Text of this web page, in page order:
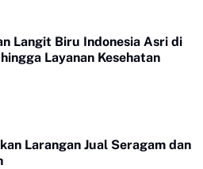
Langit Biru Indonesia Asri di
Layanan Kesehatan
Larangan Jual Seragam dan